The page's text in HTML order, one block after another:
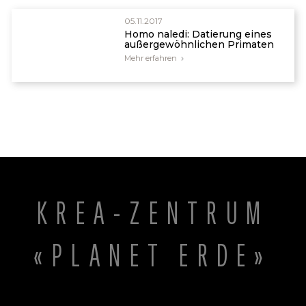
05.11.2017
Homo naledi: Datierung eines
außergewöhnlichen Primaten
Mehr erfahren
KREA-ZENTRUM
«PLANET ERDE»